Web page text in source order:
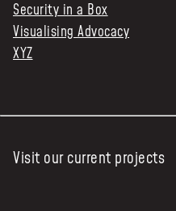
Security in a Box
Visualising Advocacy
XYZ
Visit our current projects